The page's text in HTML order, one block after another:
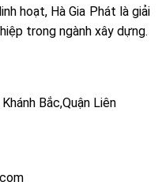
hoạt, Hà Gia Phát là giải
trong ngành xây dựng.
Bắc,Quận Liên